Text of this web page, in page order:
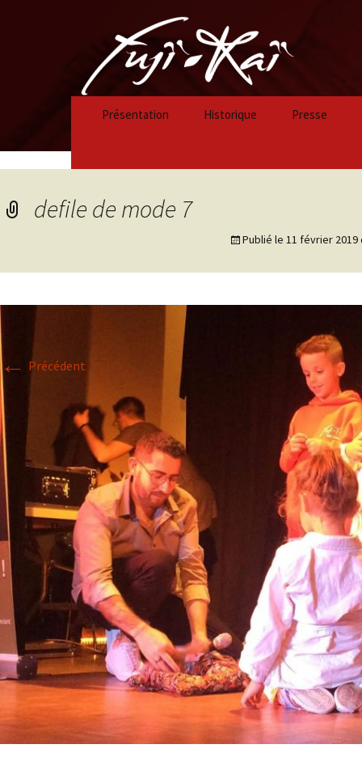
Présentation Historique
Historique 2018/2019
Historique 2017-2018
Historique 2016-2017
Historique 2015-2016
Presse
defile de mode 7
Publié le 11 février 2019
← Précédent